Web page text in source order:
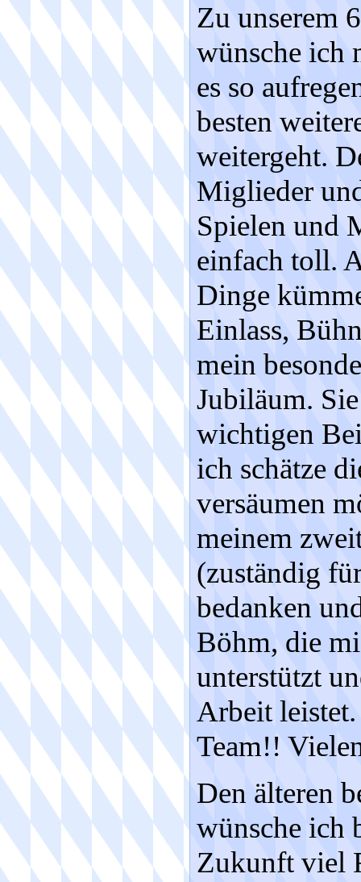
Zu unserem
wünsche ich
es so
besten
weitergeht.
Miglieder
Spielen und
einfach toll.
Dinge
Einlass,
mein
Jubiläum.
wichtigen
ich schätze
versäumen
meinem
(zuständig
bedanken
Böhm, die
unterstützt
Arbeit
Team!!
Den älteren
wünsche ich
Zukunft viel